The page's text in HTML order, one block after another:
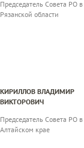
Председатель Совета РО в
Рязанской области
КИРИЛЛОВ ВЛАДИМИР
ВИКТОРОВИЧ
Председатель Совета РО в
Алтайском крае